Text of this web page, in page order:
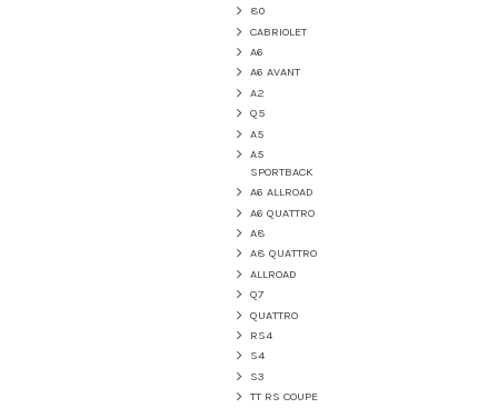
80
CABRIOLET
A6
A6 AVANT
A2
Q5
A5
A5
SPORTBACK
A6 ALLROAD
A6 QUATTRO
A8
A8 QUATTRO
ALLROAD
Q7
QUATTRO
RS4
S4
S3
TT RS COUPE